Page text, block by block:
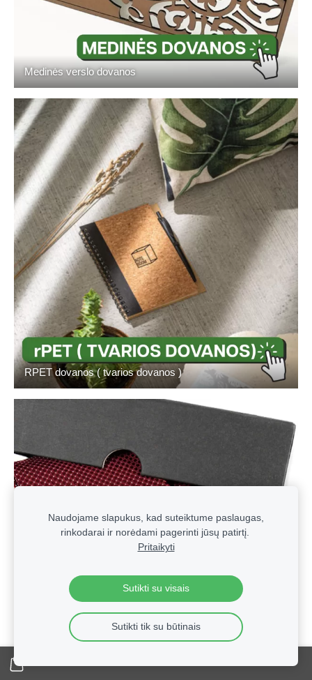
Medinės verslo dovanos
RPET dovanos ( tvarios dovanos )
Vyriški kaklaraiščiai
Naudojame slapukus, kad suteiktume paslaugas,
rinkodarai ir norėdami pagerinti jūsų patirtį.
Pritaikyti
Sutikti su visais
Sutikti tik su būtinais